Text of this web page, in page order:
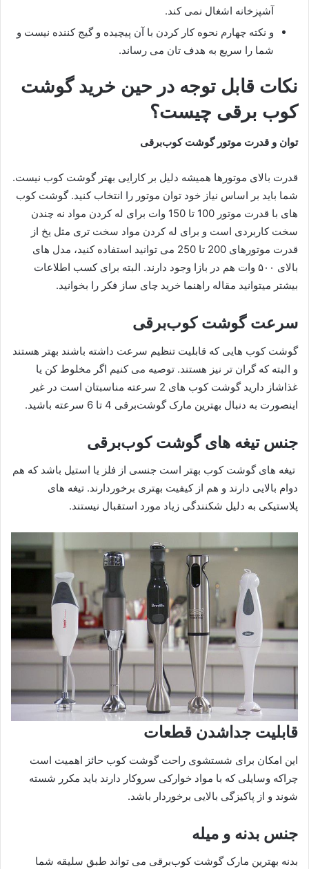
آشپزخانه اشغال نمی کند.
و نکته چهارم نحوه کار کردن با آن پیچیده و گیج کننده نیست و
شما را سریع به هدف تان می رساند.
نکات قابل توجه در حین خرید گوشت
کوب برقی چیست؟
توان و قدرت موتور گوشت کوببرقی
قدرت بالای موتورها همیشه دلیل بر کارایی بهتر گوشت کوب نیست.
شما باید بر اساس نیاز خود توان موتور را انتخاب کنید. گوشت کوب
های با قدرت موتور 100 تا 150 وات برای له کردن مواد نه چندن
سخت کاربردی است و برای له کردن مواد سخت تری مثل یخ از
قدرت موتورهای 200 تا 250 می توانید استفاده کنید، مدل های
بالای ۵۰۰ وات هم در بازا وجود دارند. البته برای کسب اطلاعات
بیشتر میتوانید مقاله راهنما خرید چای ساز فکر را بخوانید.
سرعت گوشت کوب‌برقی
گوشت کوب هایی که قابلیت تنظیم سرعت داشته باشند بهتر هستند
و البته که گران تر نیز هستند. توصیه می کنیم اگر مخلوط کن یا
غذاشاز دارید گوشت کوب های 2 سرعته مناسبتان است در غیر
اینصورت به دنبال بهترین مارک گوشت‌برقی 4 تا 6 سرعته باشید.
جنس تیغه های گوشت کوب‌برقی
تیغه های گوشت کوب بهتر است جنسی از فلز یا استیل باشد که هم
دوام بالایی دارند و هم از کیفیت بهتری برخوردارند. تیغه های
پلاستیکی به دلیل شکنندگی زیاد مورد استقبال نیستند.
قابلیت جداشدن قطعات
این امکان برای شستشوی راحت گوشت کوب حائز اهمیت است
چراکه وسایلی که با مواد خوارکی سروکار دارند باید مکرر شسته
شوند و از پاکیزگی بالایی برخوردار باشد.
جنس بدنه و میله
بدنه بهترین مارک گوشت کوب‌برقی می تواند طبق سلیقه شما